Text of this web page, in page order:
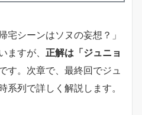
宅シーンはソヌの妄想？」
ますが、 正解は「ジュニョ
す。次章で、最終回でジュ
系列で詳しく解説します。